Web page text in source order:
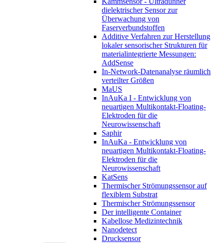
dielektrischer Sensor zur
Überwachung von
Faserverbundstoffen
Additive Verfahren zur Herstellung
lokaler sensorischer Strukturen für
materialintegrierte Messungen:
AddSense
In-Network-Datenanalyse räumlich
verteilter Größen
MaUS
InAuKa I - Entwicklung von
neuartigen Multikontakt-Floating-
Elektroden für die
Neurowissenschaft
Saphir
InAuKa - Entwicklung von
neuartigen Multikontakt-Floating-
Elektroden für die
Neurowissenschaft
KatSens
Thermischer Strömungssensor auf
flexiblem Substrat
Thermischer Strömungssensor
Der intelligente Container
Kabellose Medizintechnik
Nanodetect
Drucksensor